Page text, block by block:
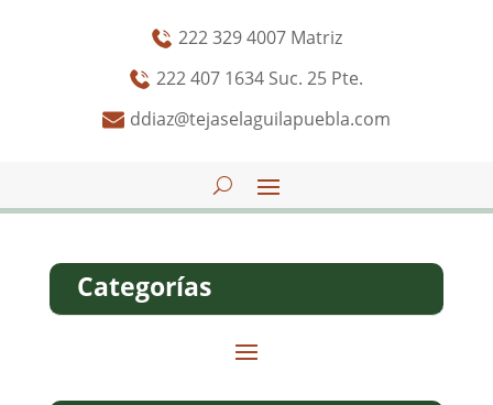
222 329 4007 Matriz
222 407 1634 Suc. 25 Pte.
ddiaz@tejaselaguilapuebla.com
Categorías